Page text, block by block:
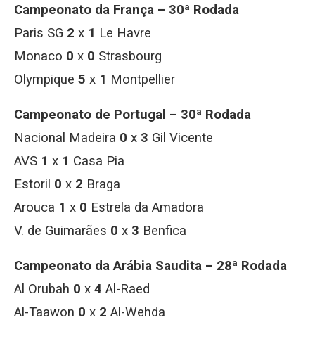
Campeonato da França – 30ª Rodada
Paris SG 2 x 1 Le Havre
Monaco 0 x 0 Strasbourg
Olympique 5 x 1 Montpellier
Campeonato de Portugal – 30ª Rodada
Nacional Madeira 0 x 3 Gil Vicente
AVS 1 x 1 Casa Pia
Estoril 0 x 2 Braga
Arouca 1 x 0 Estrela da Amadora
V. de Guimarães 0 x 3 Benfica
Campeonato da Arábia Saudita – 28ª Rodada
Al Orubah 0 x 4 Al-Raed
Al-Taawon 0 x 2 Al-Wehda